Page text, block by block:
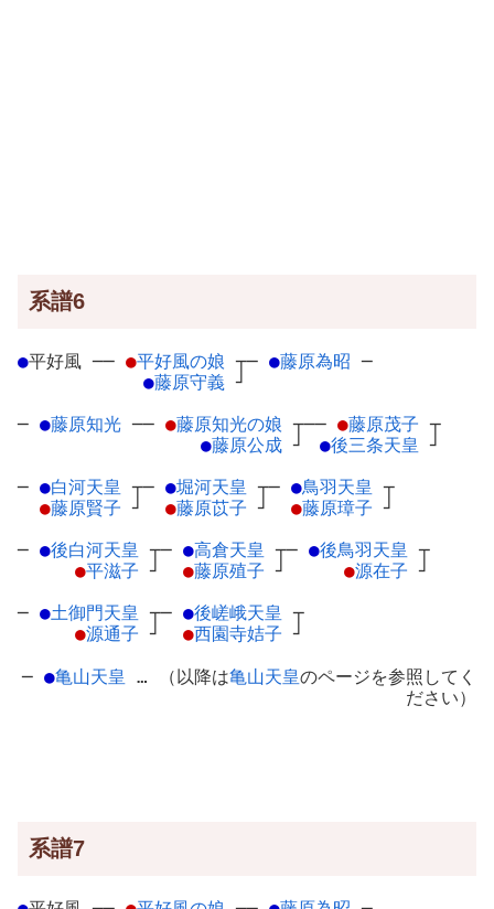
系譜6
●平好風 ── ●平好風の娘 ┬
●藤原守義 ┘
─ ●藤原為昭 ─
─ ●藤原知光 ── ●藤原知光の娘 ┬
●藤原公成 ┘
── ●藤原茂子 ┬
●後三条天皇 ┘
─ ●白河天皇 ┬
●藤原賢子 ┘
─ ●堀河天皇 ┬
●藤原苡子 ┘
─ ●鳥羽天皇 ┬
●藤原璋子 ┘
─ ●後白河天皇 ┬
●平滋子 ┘
─ ●高倉天皇 ┬
●藤原殖子 ┘
─ ●後鳥羽天皇 ┬
●源在子 ┘
─ ●土御門天皇 ┬
●源通子 ┘
─ ●後嵯峨天皇 ┬
●西園寺姞子 ┘
─ ●亀山天皇 … （以降は亀山天皇のページを参照してく
ださい）
系譜7